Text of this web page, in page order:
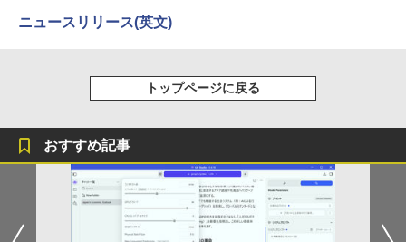
￥12,342
【送料無料】ハヤブサ消防団 〔2〕／池
井戸潤
￥2,200
最強宮廷指南役のおっさん、追放された
僻地で無双する〜幻となった種族の美少
女たちを育てて辺境を開拓〜（コミッ
軽量 ブルートゥースHi-Fi 最大36時間再生 ぶ
るーとゅーす コードレス ENCノイズキャン
セリング 自動ペアリング Type-C充電 マイク
￥1,964
Xiaomi シャオミ REDMI Buds 8 Lite ワイヤ
レスイヤホン Bluetooth 5.4 ノイズキャンセ
￥250
￥250
￥1,117
【Amazon.co.jp限定】 伊藤園 磨かれて、澄
みきった日本の水 2L 8本 ラベルレス [ ケース
] [ 水 ] [ ペットボトル ] [ 箱買い ] [ ストック
] [ 水分補給 ]
￥572
版ビッグガンガンコミックス)
￥810
ニュースリリース(英文)
トップページに戻る
おすすめ記事